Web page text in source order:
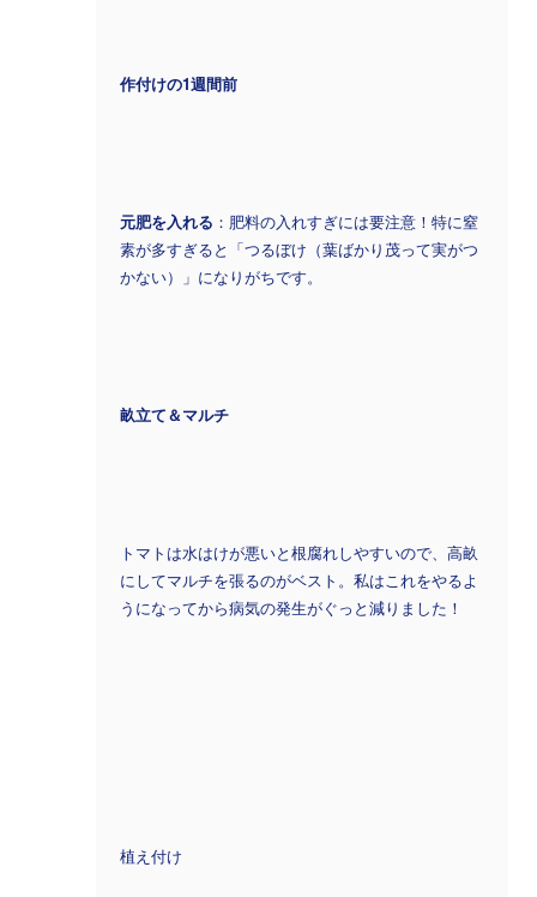
作付けの1週間前
元肥を入れる ：肥料の入れすぎには要注意！特に窒
素が多すぎると「つるぼけ（葉ばかり茂って実がつ
かない）」になりがちです。
畝立て＆マルチ
トマトは水はけが悪いと根腐れしやすいので、高畝
にしてマルチを張るのがベスト。私はこれをやるよ
うになってから病気の発生がぐっと減りました！
植え付け